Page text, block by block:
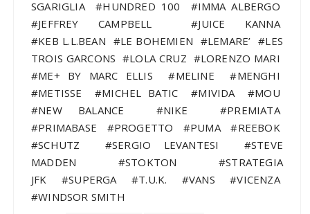
SGARIGLIA #HUNDRED 100 #IMMA ALBERGO
#JEFFREY CAMPBELL #JUICE KANNA
#KEB L.L.BEAN #LE BOHEMIEN #LEMARE’ #LES
TROIS GARCONS #LOLA CRUZ #LORENZO MARI
#ME+ BY MARC ELLIS #MELINE #MENGHI
#METISSE #MICHEL BATIC #MIVIDA #MOU
#NEW BALANCE #NIKE #PREMIATA
#PRIMABASE #PROGETTO #PUMA #REEBOK
#SCHUTZ #SERGIO LEVANTESI #STEVE
MADDEN #STOKTON #STRATEGIA
JFK #SUPERGA #T.U.K. #VANS #VICENZA
#WINDSOR SMITH